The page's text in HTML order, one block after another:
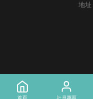
地址
首頁 社員專區